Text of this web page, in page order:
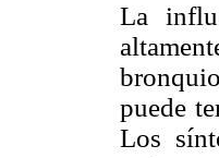
La
puede
Los